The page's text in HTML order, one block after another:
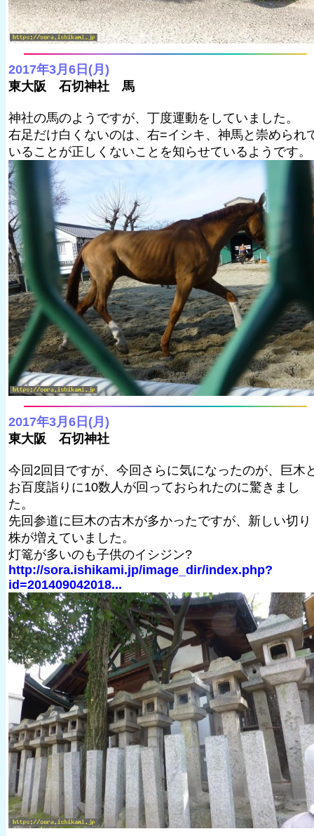
2017年3月6日(月)
東大阪 石切神社 馬
神社の馬のようですが、丁度運動をしていました。
右足だけ白くないのは、右=イシキ、神馬と崇められ
いることが正しくないことを知らせているようです。
2017年3月6日(月)
東大阪 石切神社
今回2回目ですが、今回さらに気になったのが、巨木
お百度詣りに10数人が回っておられたのに驚きまし
た。
先回参道に巨木の古木が多かったですが、新しい切り
株が増えていました。
灯篭が多いのも子供のイシジン?
http://sora.ishikami.jp/image_dir/index.php?
id=201409042018...